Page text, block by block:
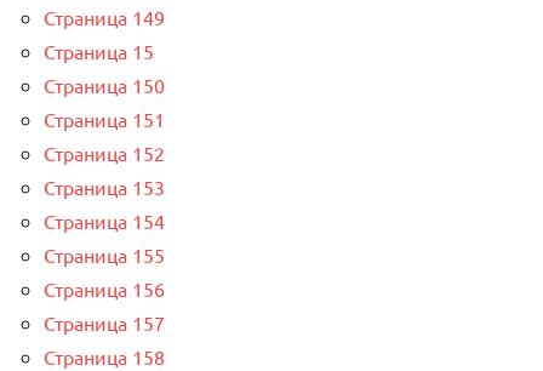
Страница 149
Страница 15
Страница 150
Страница 151
Страница 152
Страница 153
Страница 154
Страница 155
Страница 156
Страница 157
Страница 158